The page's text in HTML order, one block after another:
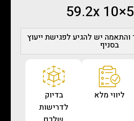
יש להגיע לפגישת ייעוץ
בסניף
ליווי מלא
בדיוק
לדרישות